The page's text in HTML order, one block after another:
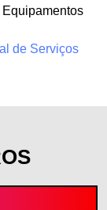
de Serviços